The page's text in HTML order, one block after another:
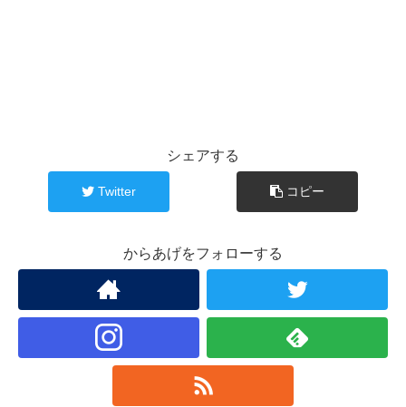
シェアする
Twitter コピー
からあげをフォローする